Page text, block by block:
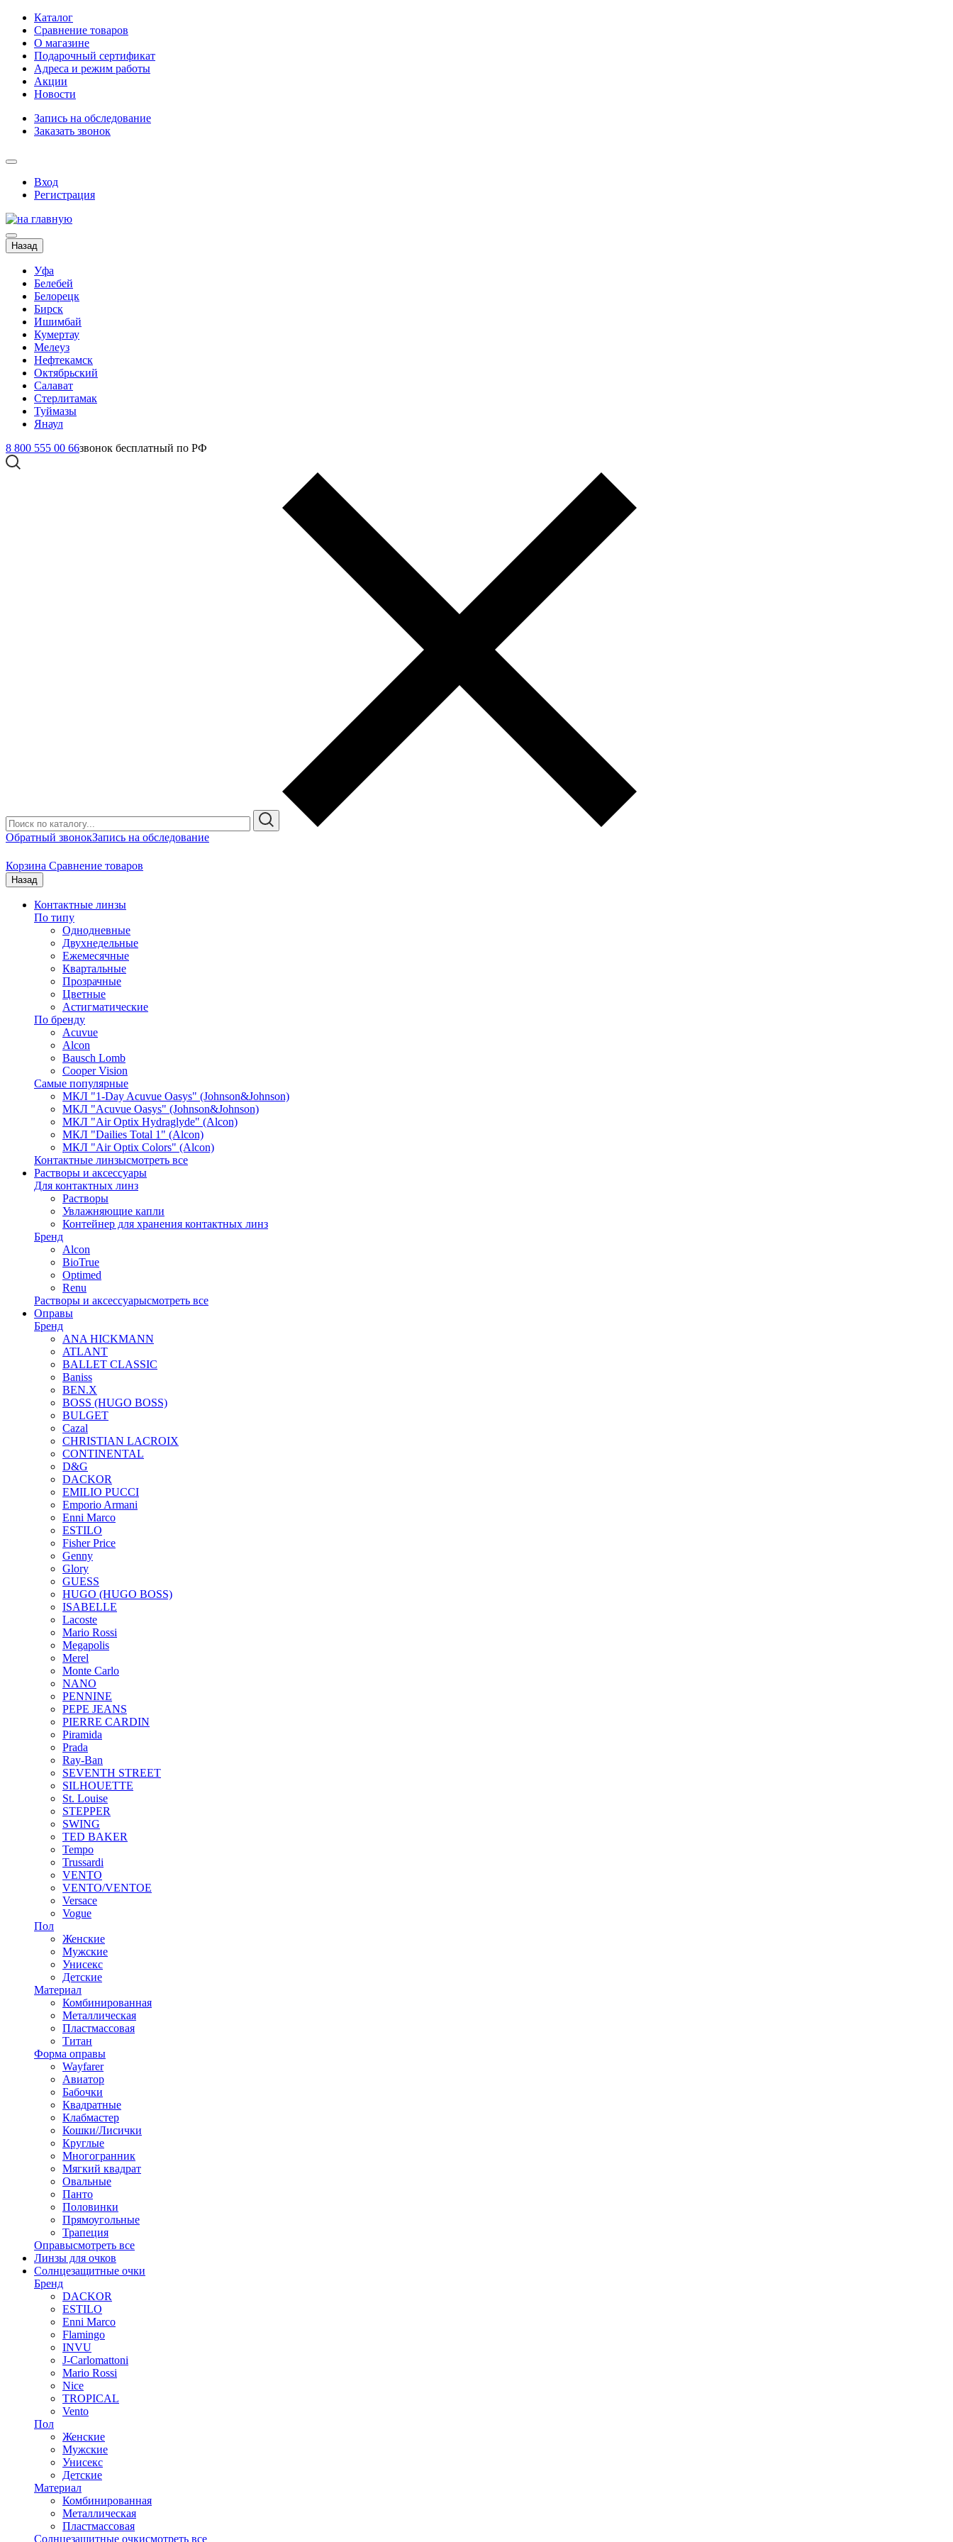
Каталог
Сравнение товаров
О магазине
Подарочный сертификат
Адреса и режим работы
Акции
Новости
Запись на обследование
Заказать звонок
Вход
Регистрация
Назад
Уфа
Белебей
Белорецк
Бирск
Ишимбай
Кумертау
Мелеуз
Нефтекамск
Октябрьский
Салават
Стерлитамак
Туймазы
Янаул
8 800 555 00 66звонок бесплатный по РФ
Обратный звонокЗапись на обследование
Корзина Сравнение товаров
Назад
Контактные линзы
По типу
Однодневные
Двухнедельные
Ежемесячные
Квартальные
Прозрачные
Цветные
Астигматические
По бренду
Acuvue
Alcon
Bausch Lomb
Cooper Vision
Самые популярные
МКЛ "1-Day Acuvue Oasys" (Johnson&Johnson)
МКЛ "Acuvue Oasys" (Johnson&Johnson)
МКЛ "Air Optix Hydraglyde" (Alcon)
МКЛ "Dailies Total 1" (Alcon)
МКЛ "Air Optix Colors" (Alcon)
Контактные линзысмотреть все
Растворы и аксессуары
Для контактных линз
Растворы
Увлажняющие капли
Контейнер для хранения контактных линз
Бренд
Alcon
BioTrue
Optimed
Renu
Растворы и аксессуарысмотреть все
Оправы
Бренд
ANA HICKMANN
ATLANT
BALLET CLASSIC
Baniss
BEN.X
BOSS (HUGO BOSS)
BULGET
Cazal
CHRISTIAN LACROIX
CONTINENTAL
D&G
DACKOR
EMILIO PUCCI
Emporio Armani
Enni Marco
ESTILO
Fisher Price
Genny
Glory
GUESS
HUGO (HUGO BOSS)
ISABELLE
Lacoste
Mario Rossi
Megapolis
Merel
Monte Carlo
NANO
PENNINE
PEPE JEANS
PIERRE CARDIN
Piramida
Prada
Ray-Ban
SEVENTH STREET
SILHOUETTE
St. Louise
STEPPER
SWING
TED BAKER
Tempo
Trussardi
VENTO
VENTO/VENTOE
Versace
Vogue
Пол
Женские
Мужские
Унисекс
Детские
Материал
Комбинированная
Металлическая
Пластмассовая
Титан
Форма оправы
Wayfarer
Авиатор
Бабочки
Квадратные
Клабмастер
Кошки/Лисички
Круглые
Многогранник
Мягкий квадрат
Овальные
Панто
Половинки
Прямоугольные
Трапеция
Оправысмотреть все
Линзы для очков
Солнцезащитные очки
Бренд
DACKOR
ESTILO
Enni Marco
Flamingo
INVU
J-Carlomattoni
Mario Rossi
Nice
TROPICAL
Vento
Пол
Женские
Мужские
Унисекс
Детские
Материал
Комбинированная
Металлическая
Пластмассовая
Солнцезащитные очкисмотреть все